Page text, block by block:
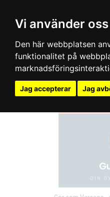
Vi använder
Den här webbplatsen
funktionalitet på
Jag accepterar Jag